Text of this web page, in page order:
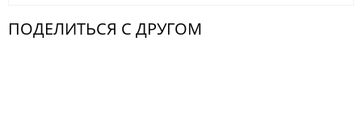
ПОДЕЛИТЬСЯ С ДРУГОМ